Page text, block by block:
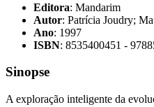
Editora: Mandarim
Autor: Patrícia Joudry;
Ano: 1997
ISBN: 8535400451 -
Sinopse
A exploração inteligente da